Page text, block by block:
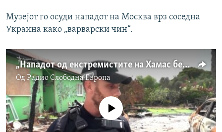
Музејот го осуди нападот на Москва врз соседна
Украина како „варварски чин“.
„Нападот од екстремистите на Хамас беше нов Холокауст“
ОдРадио Слободна Eвропа
No media source currently available